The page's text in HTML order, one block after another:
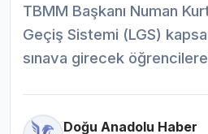
TBMM Başkanı Numan
Geçiş Sistemi (LGS)
sınava girecek
Doğu Anadolu Haber